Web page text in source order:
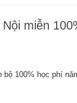
miễn
100% học phí